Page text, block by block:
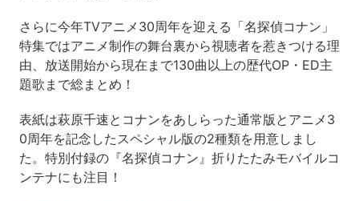
さらに今年TVアニメ30周年を迎える「名探偵コナン」
特集ではアニメ制作の舞台裏から視聴者を惹きつける理
由、放送開始から現在まで130曲以上の歴代OP・ED主
題歌まで総まとめ！
表紙は萩原千速とコナンをあしらった通常版とアニメ3
0周年を記念したスペシャル版の2種類を用意しまし
た。特別付録の『名探偵コナン』折りたたみモバイルコ
ンテナにも注目！